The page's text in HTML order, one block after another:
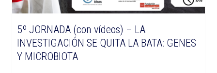
5º JORNADA (con vídeos) – LA
INVESTIGACIÓN SE QUITA LA BATA: GENES
Y MICROBIOTA